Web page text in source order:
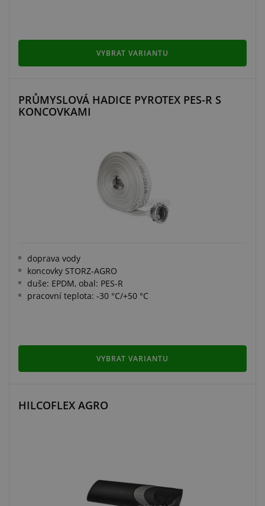
VYBRAT VARIANTU
PRŮMYSLOVÁ HADICE PYROTEX PES-R S
KONCOVKAMI
doprava vody
koncovky STORZ-AGRO
duše: EPDM, obal: PES-R
pracovní teplota: -30 °C/+50 °C
VYBRAT VARIANTU
HILCOFLEX AGRO